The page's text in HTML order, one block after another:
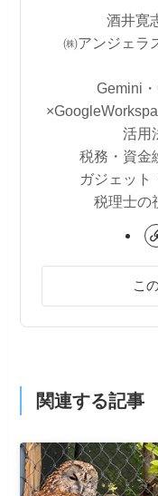
酒井寛
㈱アンジェラ
Gemini
活用
税務・資金
ガジェット
税理士の
こ
関連する記事